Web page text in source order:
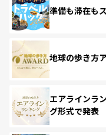
準備も滞在も
地球の歩き方
エアラインラ
グ形式で発表